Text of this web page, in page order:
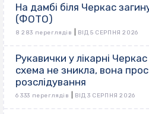
На дамбі біля Черкас
(ФОТО)
8 283 переглядів ВІД 5 СЕРПНЯ 2026
Рукавички у лікарні
схема не зникла, вона
розслідування
6 333 переглядів ВІД 3 СЕРПНЯ 2026